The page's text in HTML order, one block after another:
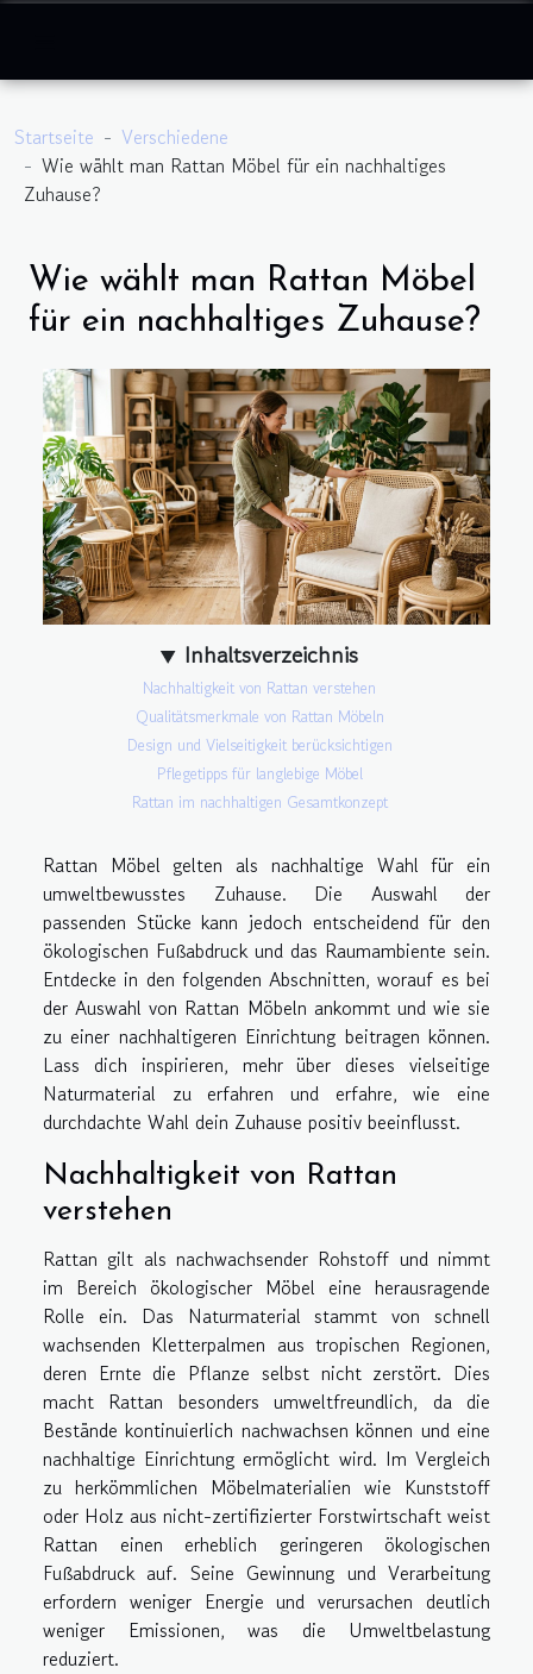
Startseite
Verschiedene
Wie wählt man Rattan Möbel für ein nachhaltiges
Zuhause?
Wie wählt man Rattan Möbel
für ein nachhaltiges Zuhause?
Inhaltsverzeichnis
Nachhaltigkeit von Rattan verstehen
Qualitätsmerkmale von Rattan Möbeln
Design und Vielseitigkeit berücksichtigen
Pflegetipps für langlebige Möbel
Rattan im nachhaltigen Gesamtkonzept
Rattan Möbel gelten als nachhaltige Wahl für ein
umweltbewusstes Zuhause. Die Auswahl der
passenden Stücke kann jedoch entscheidend für den
ökologischen Fußabdruck und das Raumambiente sein.
Entdecke in den folgenden Abschnitten, worauf es bei
der Auswahl von Rattan Möbeln ankommt und wie sie
zu einer nachhaltigeren Einrichtung beitragen können.
Lass dich inspirieren, mehr über dieses vielseitige
Naturmaterial zu erfahren und erfahre, wie eine
durchdachte Wahl dein Zuhause positiv beeinflusst.
Nachhaltigkeit von Rattan
verstehen
Rattan gilt als nachwachsender Rohstoff und nimmt
im Bereich ökologischer Möbel eine herausragende
Rolle ein. Das Naturmaterial stammt von schnell
wachsenden Kletterpalmen aus tropischen Regionen,
deren Ernte die Pflanze selbst nicht zerstört. Dies
macht Rattan besonders umweltfreundlich, da die
Bestände kontinuierlich nachwachsen können und eine
nachhaltige Einrichtung ermöglicht wird. Im Vergleich
zu herkömmlichen Möbelmaterialien wie Kunststoff
oder Holz aus nicht-zertifizierter Forstwirtschaft weist
Rattan einen erheblich geringeren ökologischen
Fußabdruck auf. Seine Gewinnung und Verarbeitung
erfordern weniger Energie und verursachen deutlich
weniger Emissionen, was die Umweltbelastung
reduziert.